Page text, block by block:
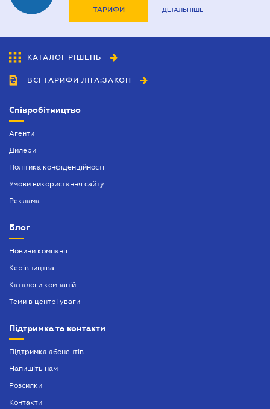
ТАРИФИ ДЕТАЛЬНІШЕ
КАТАЛОГ РІШЕНЬ
ВСІ ТАРИФИ ЛІГА:ЗАКОН
Співробітництво
Агенти
Дилери
Політика конфіденційності
Умови використання сайту
Реклама
Блог
Новини компанії
Керівництва
Каталоги компаній
Теми в центрі уваги
Підтримка та контакти
Підтримка абонентів
Напишіть нам
Розсилки
Контакти